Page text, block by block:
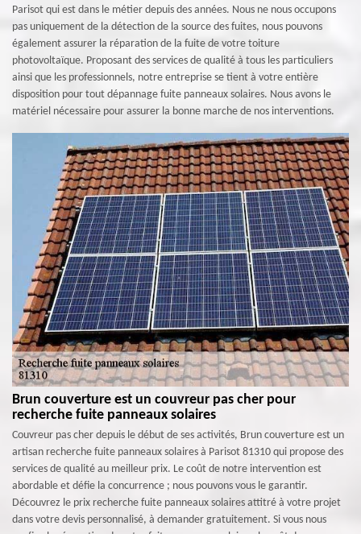
Parisot qui est dans le métier depuis des années. Nous ne nous occupons
pas uniquement de la détection de la source des fuites, nous pouvons
également assurer la réparation de la fuite de votre toiture
photovoltaïque. Proposant des services de qualité à tous les particuliers
ainsi que les professionnels, notre entreprise se tient à votre entière
disposition pour tout dépannage fuite panneaux solaires. Nous avons le
matériel nécessaire pour assurer la bonne marche de nos interventions.
Brun couverture est un couvreur pas cher pour
recherche fuite panneaux solaires
Couvreur pas cher depuis le début de ses activités, Brun couverture est un
artisan recherche fuite panneaux solaires à Parisot 81310 qui propose des
services de qualité au meilleur prix. Le coût de notre intervention est
abordable et défie la concurrence ; nous pouvons vous le garantir.
Découvrez le prix recherche fuite panneaux solaires attitré à votre projet
dans votre devis personnalisé, à demander gratuitement. Si vous nous